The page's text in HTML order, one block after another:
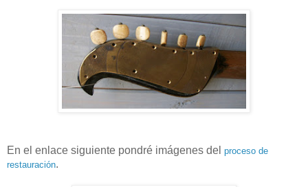
En el enlace siguiente pondré imágenes del proceso de
restauración.